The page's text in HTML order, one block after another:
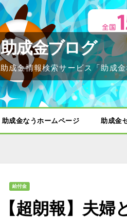
助成金ブログ
助成金情報検索サービス「助成
助成金なうホームページ 助成金
給付金
【超朗報】夫